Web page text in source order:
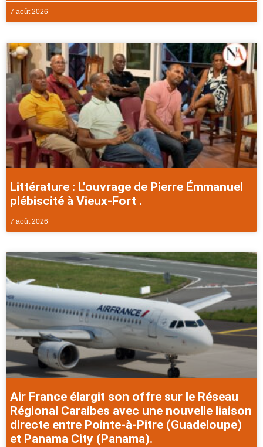
7 août 2026
Littérature : L’ouvrage de Pierre Émmanuel
plébiscité à Vieux-Fort .
7 août 2026
Air France élargit son offre sur le Réseau
Régional Caraibes avec une nouvelle liaison
directe entre Pointe-à-Pitre (Guadeloupe)
et Panama City (Panama).